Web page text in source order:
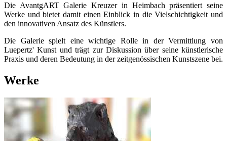
Die AvantgART Galerie Kreuzer in Heimbach präsentiert seine
Werke und bietet damit einen Einblick in die Vielschichtigkeit und
den innovativen Ansatz des Künstlers.
Die Galerie spielt eine wichtige Rolle in der Vermittlung von
Luepertz' Kunst und trägt zur Diskussion über seine künstlerische
Praxis und deren Bedeutung in der zeitgenössischen Kunstszene bei.
Werke